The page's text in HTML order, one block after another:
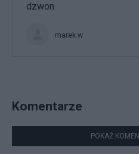
dzwon
marek.w
Komentarze
POKAŻ